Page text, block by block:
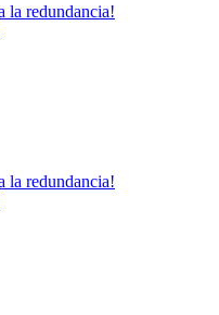
la redundancia!
la redundancia!